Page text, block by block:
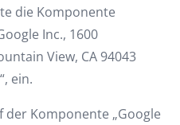
die Komponente
Inc., 1600
View, CA 94043
ein.
der Komponente „Google